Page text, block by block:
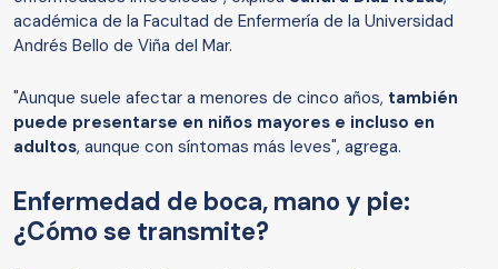
académica de la Facultad de Enfermería de la Universidad
Andrés Bello de Viña del Mar.
"Aunque suele afectar a menores de cinco años, también
puede presentarse en niños mayores e incluso en
adultos, aunque con síntomas más leves", agrega.
Enfermedad de boca, mano y pie:
¿Cómo se transmite?